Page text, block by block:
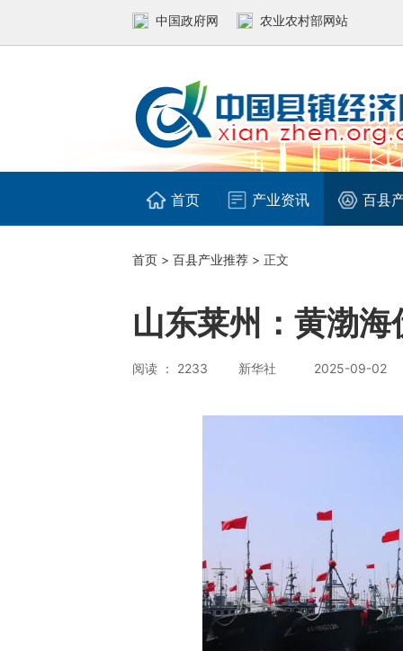
中国政府网 农业农村部网站
首页 产业资讯 百县
首页 > 百县产业推荐 > 正文
山东莱州：黄渤海
阅读 ： 2233 新华社 2025-09-02